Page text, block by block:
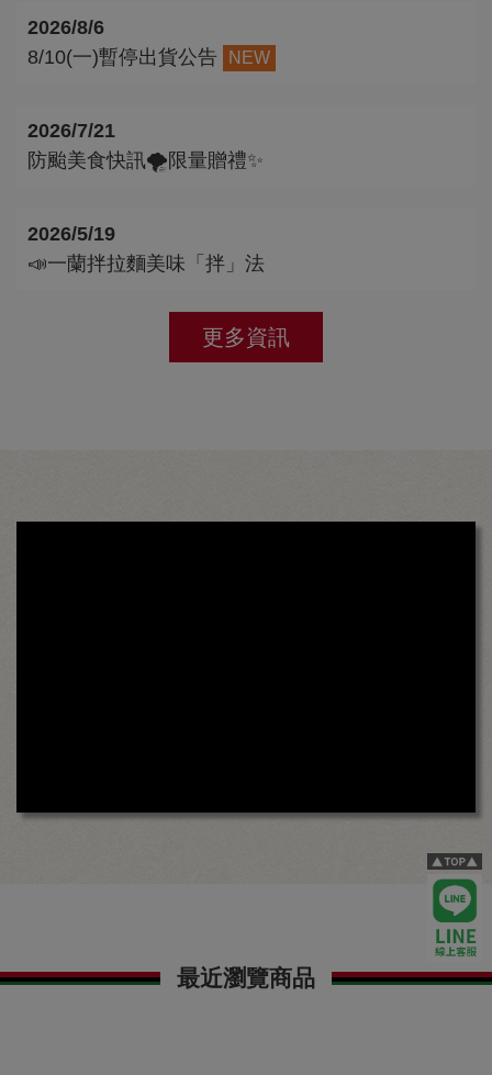
2026/8/6
8/10(一)暫停出貨公告
NEW
2026/7/21
防颱美食快訊🌪️限量贈禮✨
2026/5/19
📣一蘭拌拉麵美味「拌」法
更多資訊
最近瀏覽商品